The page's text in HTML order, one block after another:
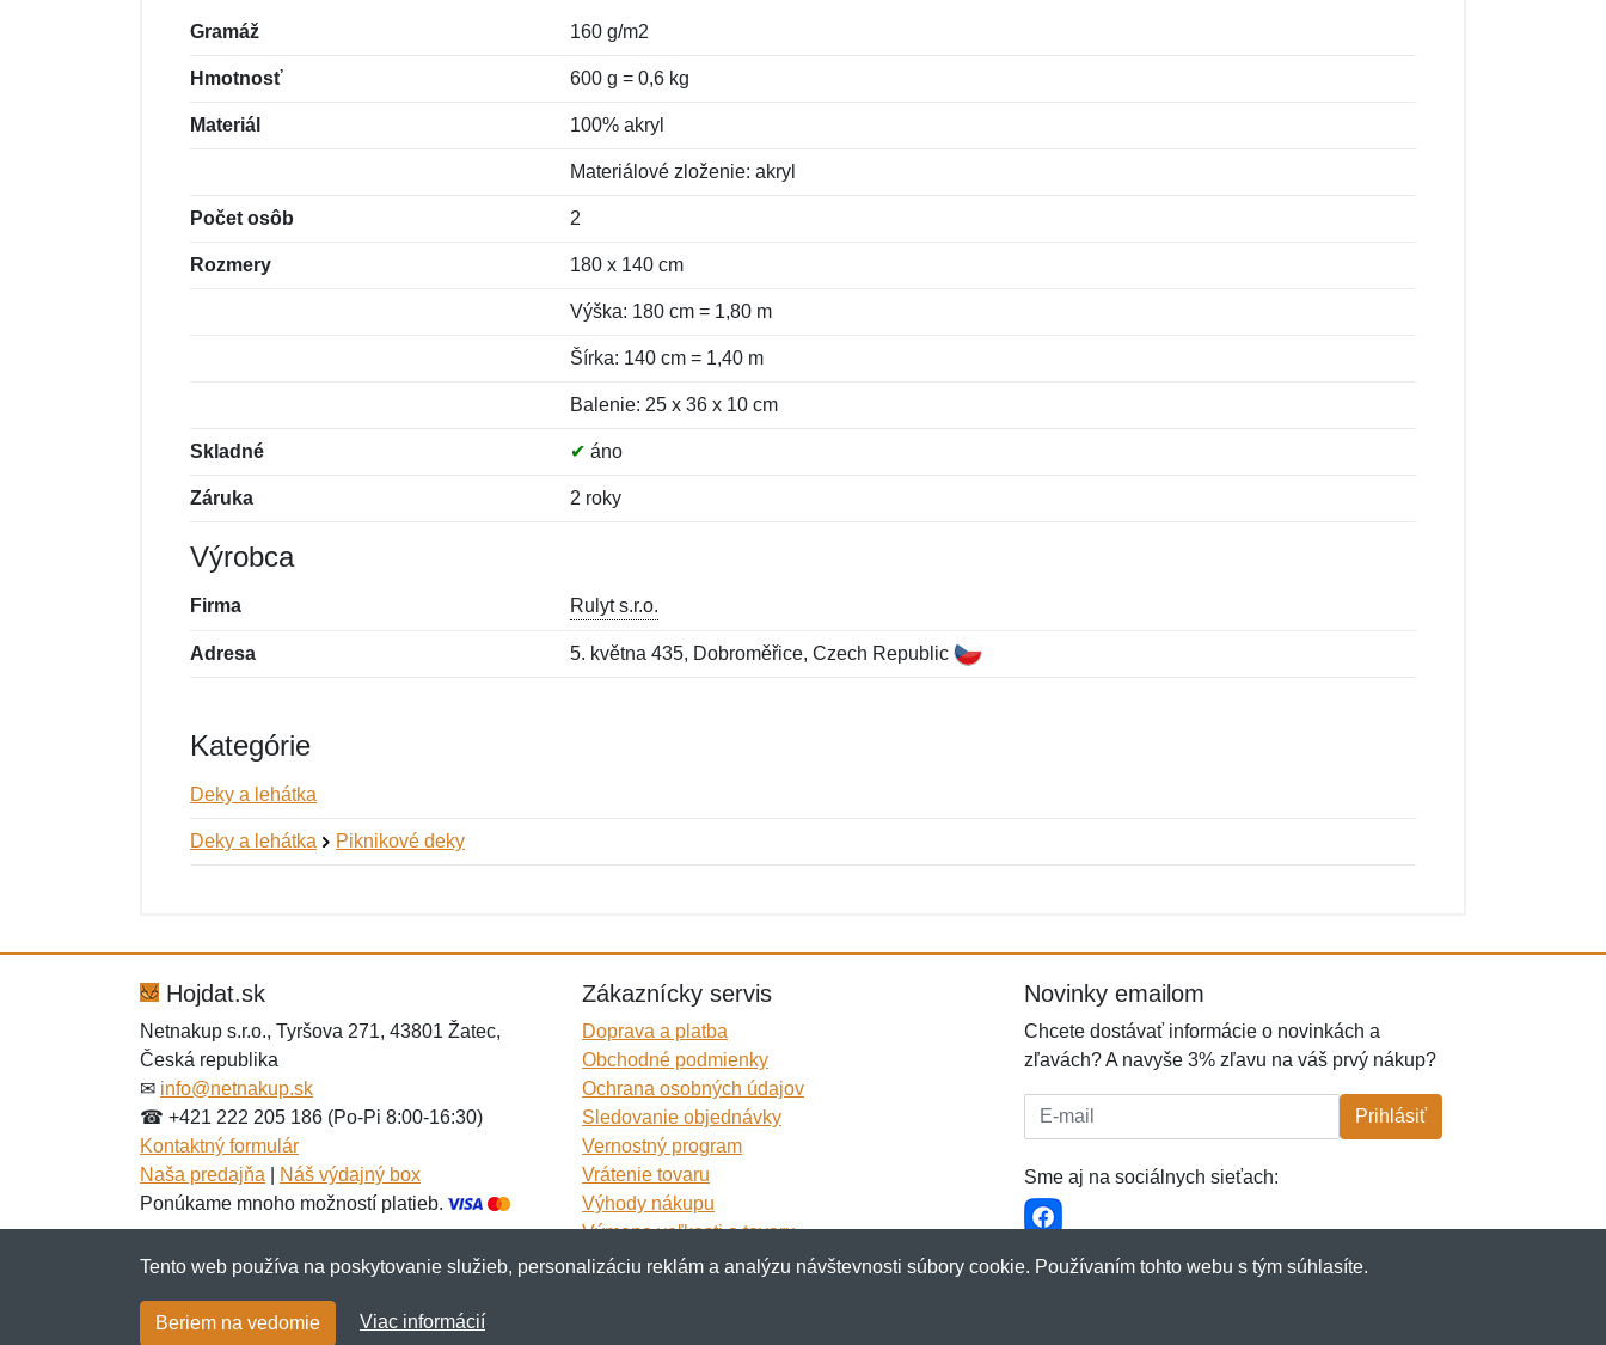
Gramáž 160 g/m2
Hmotnosť 600 g = 0,6 kg
Materiál 100% akryl
Materiálové zloženie: akryl
Počet osôb 2
Rozmery 180 x 140 cm
Výška: 180 cm = 1,80 m
Šírka: 140 cm = 1,40 m
Balenie: 25 x 36 x 10 cm
Skladné ✔ áno
Záruka 2 roky
Výrobca
Firma Rulyt s.r.o.
Adresa 5. května 435, Dobroměřice, Czech Republic
Kategórie
Deky a lehátka
Deky a lehátka Piknikové deky
Správa*
Pridať
Správa*
Pridať
Hojdat.sk
Netnakup s.r.o., Tyršova 271, 43801 Žatec,
Česká republika
✉ info@netnakup.sk
☎ +421 222 205 186 (Po-Pi 8:00-16:30)
Kontaktný formulár
Naša predajňa
Náš výdajný box
Ponúkame mnoho možností platieb.
Zákaznícky servis
Doprava a platba
Obchodné podmienky
Ochrana osobných údajov
Sledovanie objednávky
Vernostný program
Vrátenie tovaru
Výhody nákupu
Výmena veľkosti a tovaru
Viac informácií...
Novinky emailom
Chcete dostávať informácie o novinkách a
zľavách? A navyše 3% zľavu na váš prvý nákup?
E-mail: Prihlásiť
Sme aj na sociálnych sieťach:
Tento web používa na poskytovanie služieb, personalizáciu reklám a analýzu návštevnosti súbory cookie. Používaním tohto webu s tým súhlasíte.
Beriem na vedomie Viac informácií